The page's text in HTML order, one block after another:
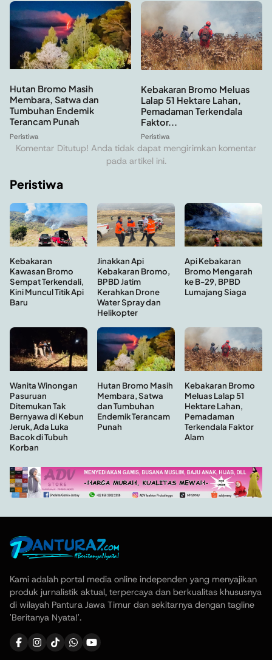
Hutan Bromo Masih
Membara, Satwa dan
Tumbuhan Endemik
Terancam Punah
Peristiwa
Kebakaran Bromo Meluas
Lalap 51 Hektare Lahan,
Pemadaman Terkendala
Faktor...
Peristiwa
Komentar Ditutup! Anda tidak dapat mengirimkan komentar
pada artikel ini.
Peristiwa
Kebakaran
Kawasan Bromo
Sempat Terkendali,
Kini Muncul Titik Api
Baru
Jinakkan Api
Kebakaran Bromo,
BPBD Jatim
Kerahkan Drone
Water Spray dan
Helikopter
Api Kebakaran
Bromo Mengarah
ke B-29, BPBD
Lumajang Siaga
Wanita Winongan
Pasuruan
Ditemukan Tak
Bernyawa di Kebun
Jeruk, Ada Luka
Bacok di Tubuh
Korban
Hutan Bromo Masih
Membara, Satwa
dan Tumbuhan
Endemik Terancam
Punah
Kebakaran Bromo
Meluas Lalap 51
Hektare Lahan,
Pemadaman
Terkendala Faktor
Alam
Kami adalah portal media online independen yang menyajikan
produk jurnalistik aktual, terpercaya dan berkualitas khususnya
di wilayah Pantura Jawa Timur dan sekitarnya dengan tagline
'Beritanya Nyata!'.